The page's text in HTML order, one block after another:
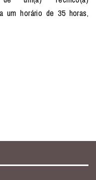
um horário de 35 horas,